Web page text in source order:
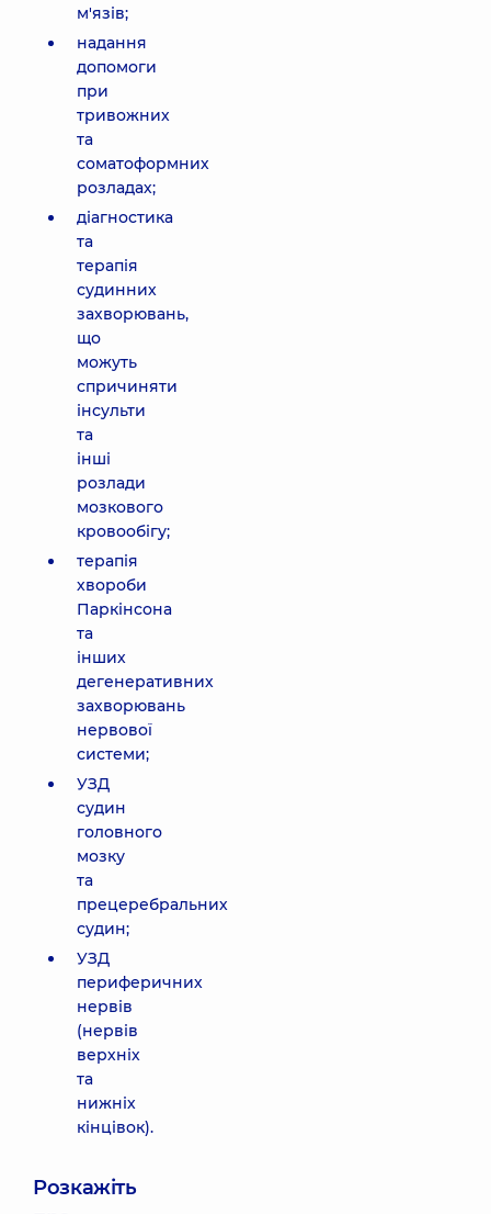
м'язів;
надання
допомоги
при
тривожних
та
соматоформних
розладах;
діагностика
та
терапія
судинних
захворювань,
що
можуть
спричиняти
інсульти
та
інші
розлади
мозкового
кровообігу;
терапія
хвороби
Паркінсона
та
інших
дегенеративних
захворювань
нервової
системи;
УЗД
судин
головного
мозку
та
прецеребральних
судин;
УЗД
периферичних
нервів
(нервів
верхніх
та
нижніх
кінцівок).
Розкажіть